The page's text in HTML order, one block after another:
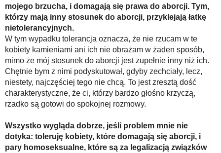
mojego brzucha, i domagają się prawa do aborcji. Tym,
którzy mają inny stosunek do aborcji, przyklejają łatkę
nietolerancyjnych.
W tym wypadku tolerancja oznacza, że nie rzucam w te
kobiety kamieniami ani ich nie obrażam w żaden sposób,
mimo że mój stosunek do aborcji jest zupełnie inny niż ich.
Chętnie bym z nimi podyskutował, gdyby zechciały, lecz,
niestety, najczęściej tego nie chcą. To jest zresztą dość
charakterystyczne, że ci, którzy bardzo głośno krzyczą,
rzadko są gotowi do spokojnej rozmowy.
Wszystko wygląda dobrze, jeśli problem mnie nie
dotyka: toleruję kobiety, które domagają się aborcji, i
pary homoseksualne, które są za legalizacją związków